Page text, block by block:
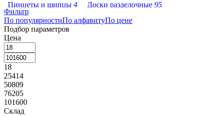
Пинцеты и щипцы 4 Доски разделочные 95
Аксессуары кухонные213 Гастроемкости
Кастрюли
Кухонные лопатки
Кухонные щипцы
Сковороды
Контейнеры для хранения
Фильтр
По популярностиПо алфавитуПо цене
Подбор параметров
Цена
18
25414
50809
76205
101600
Склад